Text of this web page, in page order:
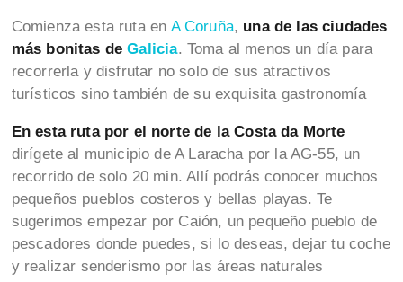
Comienza esta ruta en A Coruña, una de las ciudades
más bonitas deGalicia. Toma al menos un día para
recorrerla y disfrutar no solo de sus atractivos
turísticos sino también de su exquisita gastronomía
En esta ruta por el norte de la Costa da Morte
dirígete al municipio de A Laracha por la AG-55, un
recorrido de solo 20 min. Allí podrás conocer muchos
pequeños pueblos costeros y bellas playas. Te
sugerimos empezar por Caión, un pequeño pueblo de
pescadores donde puedes, si lo deseas, dejar tu coche
y realizar senderismo por las áreas naturales